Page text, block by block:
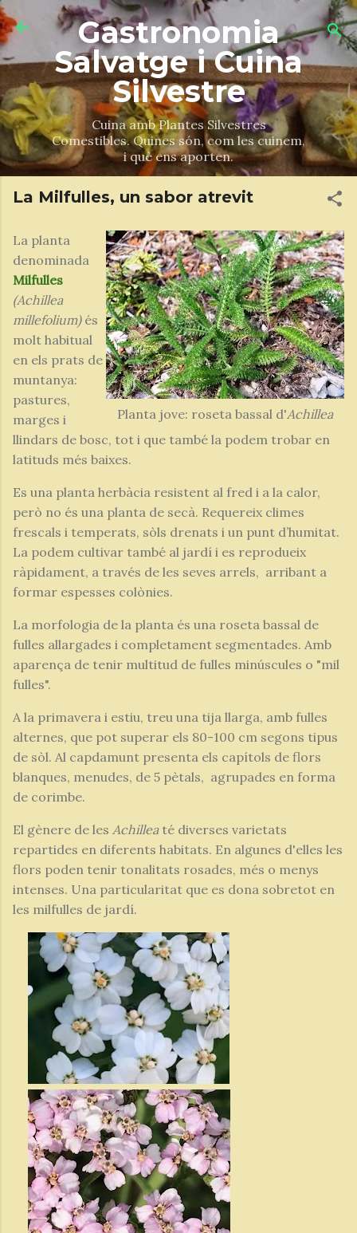
Salta al contingut principal
Gastronomia
Salvatge i Cuina
Silvestre
Cuina amb Plantes Silvestres
Comestibles. Quines són, com les cuinem,
i què ens aporten.
La Milfulles, un sabor atrevit
Planta jove: roseta bassal d'Achillea
La planta
denominada
Milfulles
(Achillea
millefolium)és
molt habitual
en els prats de
muntanya:
pastures,
marges i
llindars de bosc, tot i que també la podem trobar en
latituds més baixes.
Es una planta herbàcia resistent al fred i a la calor,
però no és una planta de secà. Requereix climes
frescals i temperats, sòls drenats i un punt d’humitat.
La podem cultivar també al jardí i es reprodueix
ràpidament, a través de les seves arrels, arribant a
formar espesses colònies.
La morfologia de la planta és una roseta bassal de
fulles allargades i completament segmentades. Amb
aparença de tenir multitud de fulles minúscules o "mil
fulles".
A la primavera i estiu, treu una tija llarga, amb fulles
alternes, que pot superar els 80-100 cm segons tipus
de sòl. Al capdamunt presenta els capítols de flors
blanques, menudes, de 5 pètals, agrupades en forma
de corimbe.
El gènere de les Achilleaté diverses varietats
repartides en diferents habitats. En algunes d'elles les
flors poden tenir tonalitats rosades, més o menys
intenses. Una particularitat que es dona sobretot en
les milfulles de jardí.